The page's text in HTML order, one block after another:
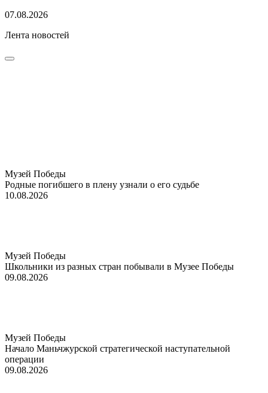
07.08.2026
Лента новостей
Музей Победы
Родные погибшего в плену узнали о его судьбе
10.08.2026
Музей Победы
Школьники из разных стран побывали в Музее Победы
09.08.2026
Музей Победы
Начало Маньчжурской стратегической наступательной
операции
09.08.2026